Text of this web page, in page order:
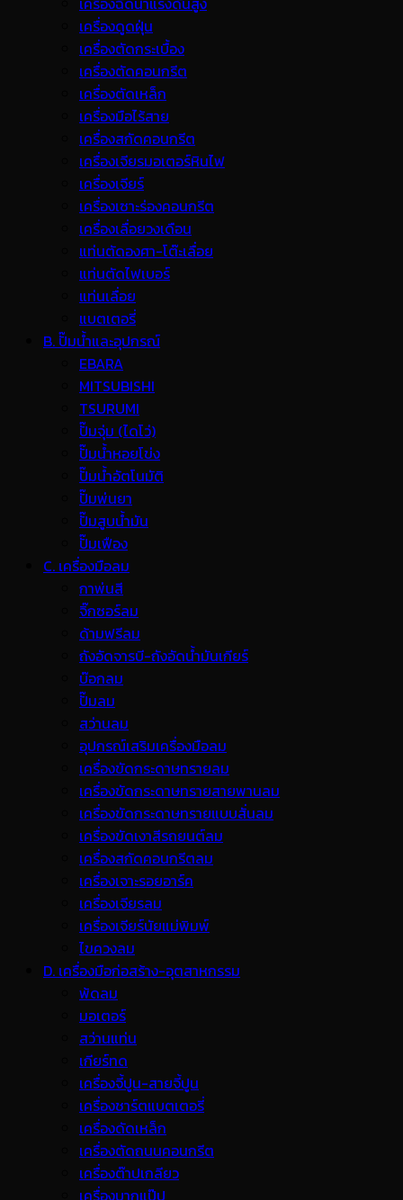
เครื่องดูดฝุ่น
เครื่องตัดกระเบื้อง
เครื่องตัดคอนกรีต
เครื่องตัดเหล็ก
เครื่องมือไร้สาย
เครื่องสกัดคอนกรีต
เครื่องเจียรมอเตอร์หินไฟ
เครื่องเจียร์
เครื่องเซาะร่องคอนกรีต
เครื่องเลื่อยวงเดือน
แท่นตัดองศา-โต๊ะเลื่อย
แท่นตัดไฟเบอร์
แท่นเลื่อย
แบตเตอรี่
B. ปั๊มน้ำและอุปกรณ์
EBARA
MITSUBISHI
TSURUMI
ปั๊มจุ่ม (ไดโว่)
ปั๊มน้ำหอยโข่ง
ปั๊มน้ำอัตโนมัติ
ปั๊มพ่นยา
ปั๊มสูบน้ำมัน
ปั๊มเฟือง
C. เครื่องมือลม
กาพ่นสี
จิ๊กซอร์ลม
ด้ามฟรีลม
ถังอัดจารบี-ถังอัดน้ำมันเกียร์
บ๊อกลม
ปั๊มลม
สว่านลม
อุปกรณ์เสริมเครื่องมือลม
เครื่องขัดกระดาษทรายลม
เครื่องขัดกระดาษทรายสายพานลม
เครื่องขัดกระดาษทรายแบบสั่นลม
เครื่องขัดเงาสีรถยนต์ลม
เครื่องสกัดคอนกรีตลม
เครื่องเจาะรอยอาร์ค
เครื่องเจียรลม
เครื่องเจียร์นัยแม่พิมพ์
ไขควงลม
D. เครื่องมือก่อสร้าง-อุตสาหกรรม
พ้ดลม
มอเตอร์
สว่านแท่น
เกียร์ทด
เครื่องจี้ปูน-สายจี้ปูน
เครื่องชาร์ตแบตเตอรี่
เครื่องดัดเหล็ก
เครื่องตัดถนนคอนกรีต
เครื่องต๊าปเกลียว
เครื่องบากแป๊ป